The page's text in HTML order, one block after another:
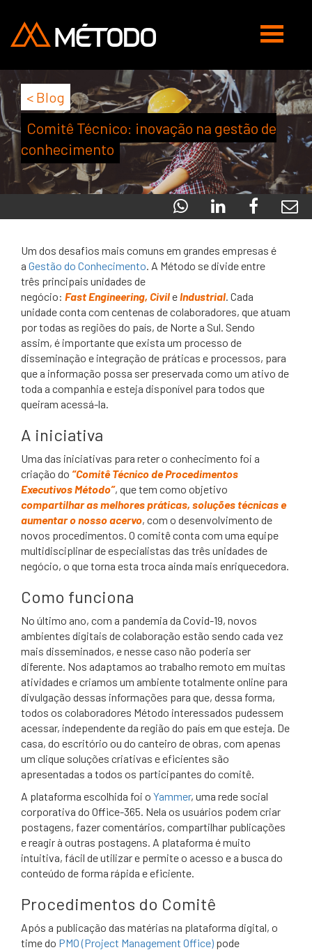
Abrir
< Blog
Comitê Técnico: inovação na gestão de
conhecimento
Um dos desafios mais comuns em grandes empresas é
a Gestão do Conhecimento. A Método se divide entre
três principais unidades de
negócio: Fast Engineering, CivileIndustrial. Cada
unidade conta com centenas de colaboradores, que atuam
por todas as regiões do país, de Norte a Sul. Sendo
assim, é importante que exista um processo de
disseminação e integração de práticas e processos, para
que a informação possa ser preservada como um ativo de
toda a companhia e esteja disponível para todos que
queiram acessá-la.
A iniciativa
Uma das iniciativas para reter o conhecimento foi a
criação do “Comitê Técnico de Procedimentos
Executivos Método”, que tem como objetivo
compartilhar as melhores práticas, soluções técnicas e
aumentar o nosso acervo, com o desenvolvimento de
novos procedimentos. O comitê conta com uma equipe
multidisciplinar de especialistas das três unidades de
negócio, o que torna esta troca ainda mais enriquecedora.
Como funciona
No último ano, com a pandemia da Covid-19, novos
ambientes digitais de colaboração estão sendo cada vez
mais disseminados, e nesse caso não poderia ser
diferente. Nos adaptamos ao trabalho remoto em muitas
atividades e criamos um ambiente totalmente online para
divulgação dessas informações para que, dessa forma,
todos os colaboradores Método interessados pudessem
acessar, independente da região do país em que esteja. De
casa, do escritório ou do canteiro de obras, com apenas
um clique soluções criativas e eficientes são
apresentadas a todos os participantes do comitê.
A plataforma escolhida foi o Yammer, uma rede social
corporativa do Office-365. Nela os usuários podem criar
postagens, fazer comentários, compartilhar publicações
e reagir à outras postagens. A plataforma é muito
intuitiva, fácil de utilizar e permite o acesso e a busca do
conteúdo de forma rápida e eficiente.
Procedimentos do Comitê
Após a publicação das matérias na plataforma digital, o
time do PMO (Project Management Office) pode